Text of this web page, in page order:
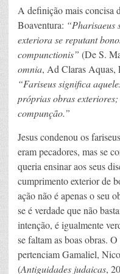
A definição mais concisa
Boaventura: “Pharisaeus
exteriora se reputant
compunctionis” (De S.
omnia, Ad Claras
“Fariseus significa
próprias obras
compunção.”
Jesus condenou os
eram pecadores, mas se
queria ensinar aos seus
cumprimento exterior de
ação não é apenas o seu
se é verdade que não
intenção, é igualmente
se faltam as boas obras.
pertenciam Gamaliel,
(Antiguidades judaicas,